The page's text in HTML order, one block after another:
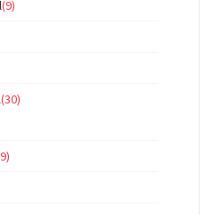
(9)
(30)